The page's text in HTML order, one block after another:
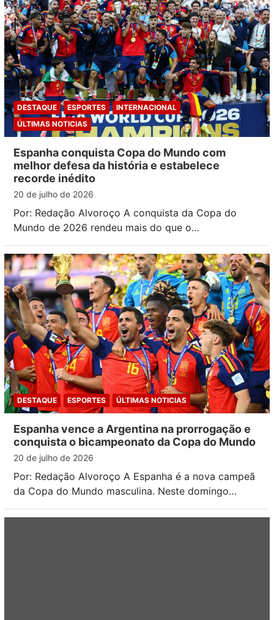
DESTAQUE ESPORTES
INTERNACIONAL
ÚLTIMAS NOTICIAS
Espanha conquista Copa do Mundo com
melhor defesa da história e estabelece
recorde inédito
20 de julho de 2026
Por: Redação Alvoroço A conquista da Copa do
Mundo de 2026 rendeu mais do que o…
DESTAQUE ESPORTES ÚLTIMAS NOTICIAS
Espanha vence a Argentina na prorrogação e
conquista o bicampeonato da Copa do Mundo
20 de julho de 2026
Por: Redação Alvoroço A Espanha é a nova campeã
da Copa do Mundo masculina. Neste domingo…